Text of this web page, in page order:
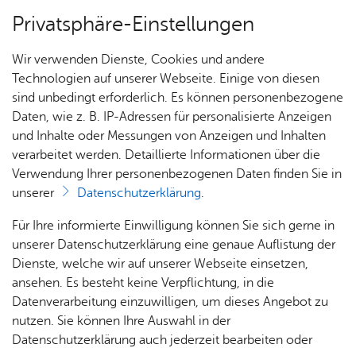
Heute
Alle Ter­mi­ne
Ter­min spei­chern
Ver­an­stal­tung dru­cken
Vor­le­sen
Tou­ren
Tech­nik und Kunst im Über­
blick - Füh­rung
Sonn­tag, 09. Au­gust 2026, 14:00 Uhr–15:00 Uhr
Privatsphäre-Einstellungen
Wir verwenden Dienste, Cookies und andere
Technologien auf unserer Webseite. Einige von diesen
sind unbedingt erforderlich. Es können personenbezogene
Daten, wie z. B. IP-Adressen für personalisierte Anzeigen
und Inhalte oder Messungen von Anzeigen und Inhalten
verarbeitet werden. Detaillierte Informationen über die
Verwendung Ihrer personenbezogenen Daten finden Sie in
unserer
Datenschutzerklärung.
Für Ihre informierte Einwilligung können Sie sich gerne in
unserer Datenschutzerklärung eine genaue Auflistung der
Dienste, welche wir auf unserer Webseite einsetzen,
ansehen. Es besteht keine Verpflichtung, in die
Datenverarbeitung einzuwilligen, um dieses Angebot zu
nutzen. Sie können Ihre Auswahl in der
Datenschutzerklärung auch jederzeit bearbeiten oder